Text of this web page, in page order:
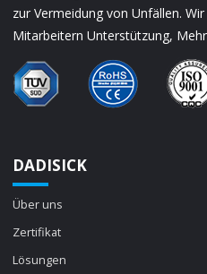
zur Vermeidung von Unfällen.
Mitarbeitern Unterstützung,
DADISICK
Über uns
Zertifikat
Lösungen